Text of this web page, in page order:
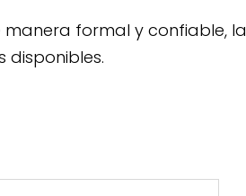
formal y confiable, la
disponibles.